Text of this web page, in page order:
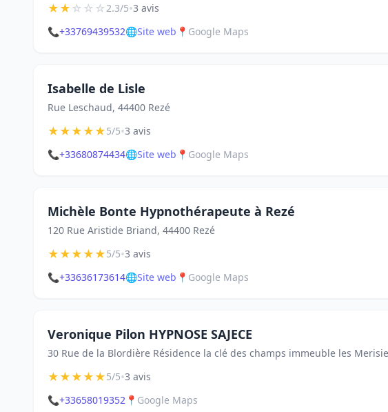
★★☆☆☆2.3/5•3 avis
📞+33769439532🌐Site web 📍 Google Maps
Isabelle de Lisle
Rue Leschaud, 44400 Rezé
★★★★★5/5•3 avis
📞+33680874434🌐Site web 📍 Google Maps
Michèle Bonte Hypnothérapeute à Rezé
120 Rue Aristide Briand, 44400 Rezé
★★★★★5/5•3 avis
📞+33636173614🌐Site web 📍 Google Maps
Veronique Pilon HYPNOSE SAJECE
30 Rue de la Blordière Résidence la clé des champs immeuble les
★★★★★5/5•3 avis
📞+33658019352 📍 Google Maps